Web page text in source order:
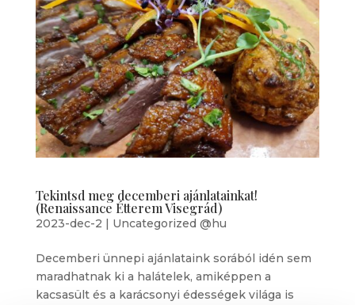
Tekintsd meg decemberi ajánlatainkat!
(Renaissance Étterem Visegrád)
2023-dec-2 | Uncategorized @hu
Decemberi ünnepi ajánlataink sorából idén sem
maradhatnak ki a halátelek, amiképpen a
kacsasült és a karácsonyi édességek világa is